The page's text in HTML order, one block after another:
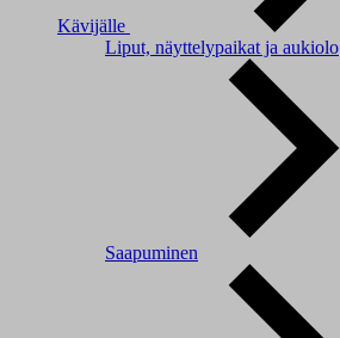
Kävijälle
Liput, näyttelypaikat ja aukiolo
Saapuminen